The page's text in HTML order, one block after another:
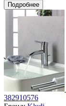
Подробнее
382910576